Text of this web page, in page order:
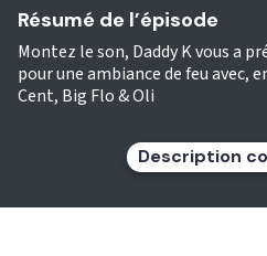
Résumé de l’épisode
Montez le son, Daddy K vous a
pour une ambiance de feu avec,
Cent, Big Flo & Oli
Description